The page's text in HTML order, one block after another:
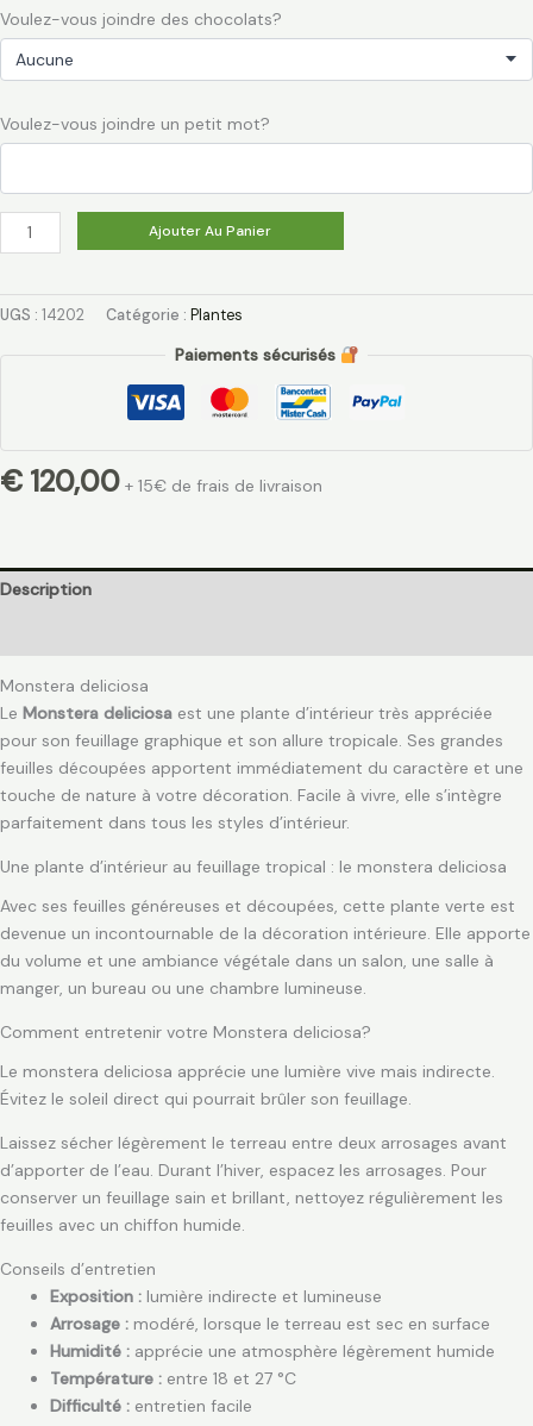
Voulez-vous joindre des chocolats?
Voulez-vous joindre un petit mot?
Ajouter Au Panier
UGS : 14202 Catégorie : Plantes
Paiements sécurisés
€ 120,00 + 15€ de frais de livraison
Description
Monstera deliciosa
Le Monstera deliciosa est une plante d’intérieur très appréciée
pour son feuillage graphique et son allure tropicale. Ses grandes
feuilles découpées apportent immédiatement du caractère et une
touche de nature à votre décoration. Facile à vivre, elle s’intègre
parfaitement dans tous les styles d’intérieur.
Une plante d’intérieur au feuillage tropical : le monstera deliciosa
Avec ses feuilles généreuses et découpées, cette plante verte est
devenue un incontournable de la décoration intérieure. Elle apporte
du volume et une ambiance végétale dans un salon, une salle à
manger, un bureau ou une chambre lumineuse.
Comment entretenir votre Monstera deliciosa?
Le monstera deliciosa apprécie une lumière vive mais indirecte.
Évitez le soleil direct qui pourrait brûler son feuillage.
Laissez sécher légèrement le terreau entre deux arrosages avant
d’apporter de l’eau. Durant l’hiver, espacez les arrosages. Pour
conserver un feuillage sain et brillant, nettoyez régulièrement les
feuilles avec un chiffon humide.
Conseils d’entretien
Exposition : lumière indirecte et lumineuse
Arrosage : modéré, lorsque le terreau est sec en surface
Humidité : apprécie une atmosphère légèrement humide
Température : entre 18 et 27 °C
Difficulté : entretien facile